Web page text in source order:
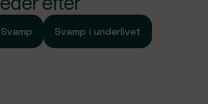
Svamp Svamp i underlivet